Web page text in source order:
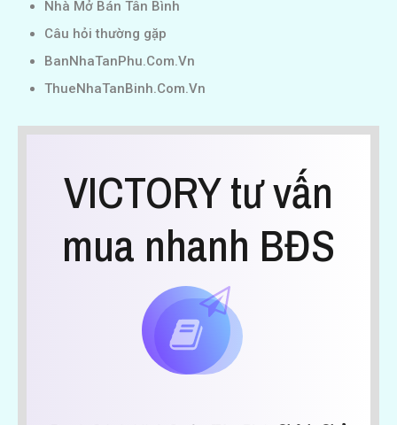
Nhà Mở Bán Tân Bình
Câu hỏi thường gặp
BanNhaTanPhu.Com.Vn
ThueNhaTanBinh.Com.Vn
VICTORY tư vấn
mua nhanh BĐS